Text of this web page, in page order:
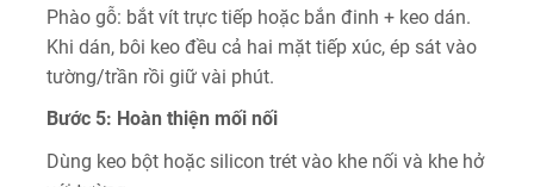
Phào gỗ: bắt vít trực tiếp hoặc bắn đinh + keo dán.
Khi dán, bôi keo đều cả hai mặt tiếp xúc, ép sát vào
tường/trần rồi giữ vài phút.
Bước 5: Hoàn thiện mối nối
Dùng keo bột hoặc silicon trét vào khe nối và khe hở